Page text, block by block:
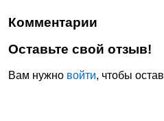
Комментарии
Оставьте свой отзыв!
Вам нужно войти, чтобы